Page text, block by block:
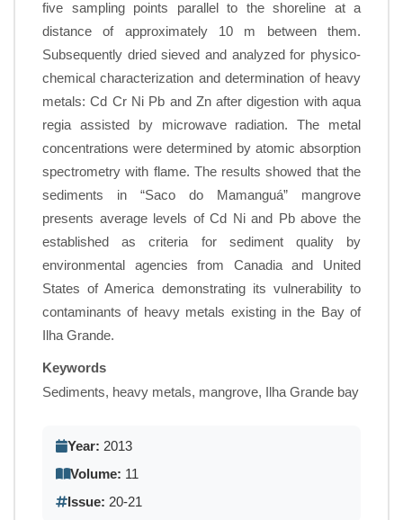
five sampling points parallel to the shoreline at a
distance of approximately 10 m between them.
Subsequently dried sieved and analyzed for physico-
chemical characterization and determination of heavy
metals: Cd Cr Ni Pb and Zn after digestion with aqua
regia assisted by microwave radiation. The metal
concentrations were determined by atomic absorption
spectrometry with flame. The results showed that the
sediments in “Saco do Mamanguá” mangrove
presents average levels of Cd Ni and Pb above the
established as criteria for sediment quality by
environmental agencies from Canadia and United
States of America demonstrating its vulnerability to
contaminants of heavy metals existing in the Bay of
Ilha Grande.
Keywords
Sediments, heavy metals, mangrove, Ilha Grande bay
Year: 2013
Volume: 11
Issue: 20-21